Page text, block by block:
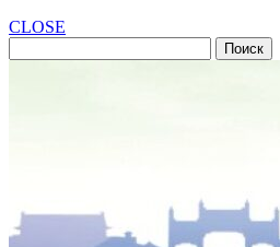
CLOSE